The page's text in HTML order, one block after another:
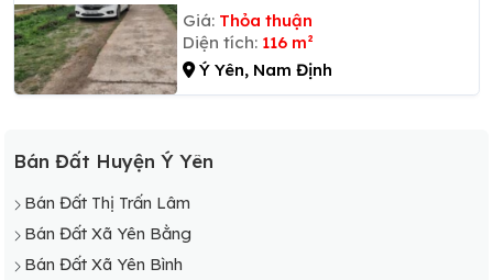
Giá: Thỏa thuận
Diện tích: 116 m²
Ý Yên, Nam Định
Bán Đất Huyện Ý Yên
Bán Đất Thị Trấn Lâm
Bán Đất Xã Yên Bằng
Bán Đất Xã Yên Bình